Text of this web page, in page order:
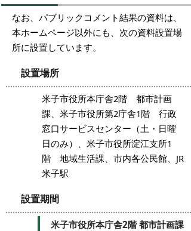
なお、パブリックコメント結果の資料は、
本ホームページ以外にも、次の資料設置場
所に設置しています。
設置場所
米子市役所本庁舎2階 都市計画
課、米子市役所第2庁舎1階 行政
窓口サービスセンター（土・日曜
日のみ）、米子市役所淀江支所1
階 地域生活課、市内各公民館、JR
米子駅
設置期間
米子市役所本庁舎2階 都市計画課